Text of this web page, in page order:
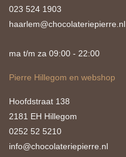
023 524 1903
haarlem@chocolateriepierre.nl
ma t/m za 09:00 - 22:00
Pierre Hillegom en webshop
Hoofdstraat 138
2181 EH Hillegom
0252 52 5210
info@chocolateriepierre.nl